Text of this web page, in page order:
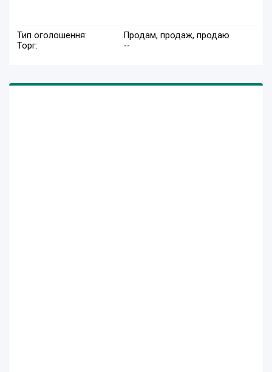
Тип оголошення:
Продам, продаж, продаю
Торг:
--